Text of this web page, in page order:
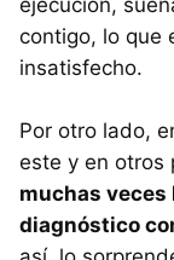
ejecución,
contigo, lo que
insatisfecho.
Por otro lado,
este y en otros
muchas veces
diagnóstico